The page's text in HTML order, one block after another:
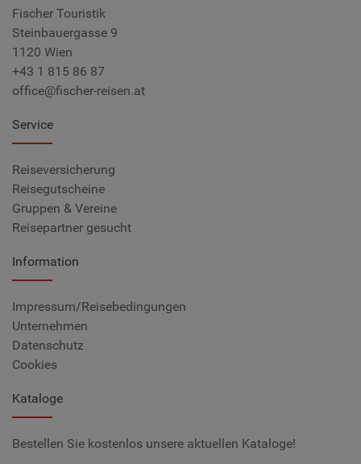
Fischer Touristik
Steinbauergasse 9
1120 Wien
+43 1 815 86 87
office@fischer-reisen.at
Service
Reiseversicherung
Reisegutscheine
Gruppen & Vereine
Reisepartner gesucht
Information
Impressum/Reisebedingungen
Unternehmen
Datenschutz
Cookies
Kataloge
Bestellen Sie kostenlos unsere aktuellen Kataloge!